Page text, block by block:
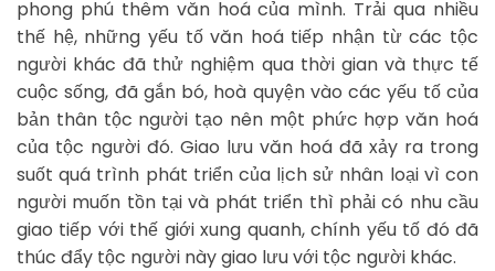
phong phú thêm văn hoá của mình. Trải qua nhiều
thế hệ, những yếu tố văn hoá tiếp nhận từ các tộc
người khác đã thử nghiệm qua thời gian và thực tế
cuộc sống, đã gắn bó, hoà quyện vào các yếu tố của
bản thân tộc người tạo nên một phức hợp văn hoá
của tộc người đó. Giao lưu văn hoá đã xảy ra trong
suốt quá trình phát triển của lịch sử nhân loại vì con
người muốn tồn tại và phát triển thì phải có nhu cầu
giao tiếp với thế giới xung quanh, chính yếu tố đó đã
thúc đẩy tộc người này giao lưu với tộc người khác.